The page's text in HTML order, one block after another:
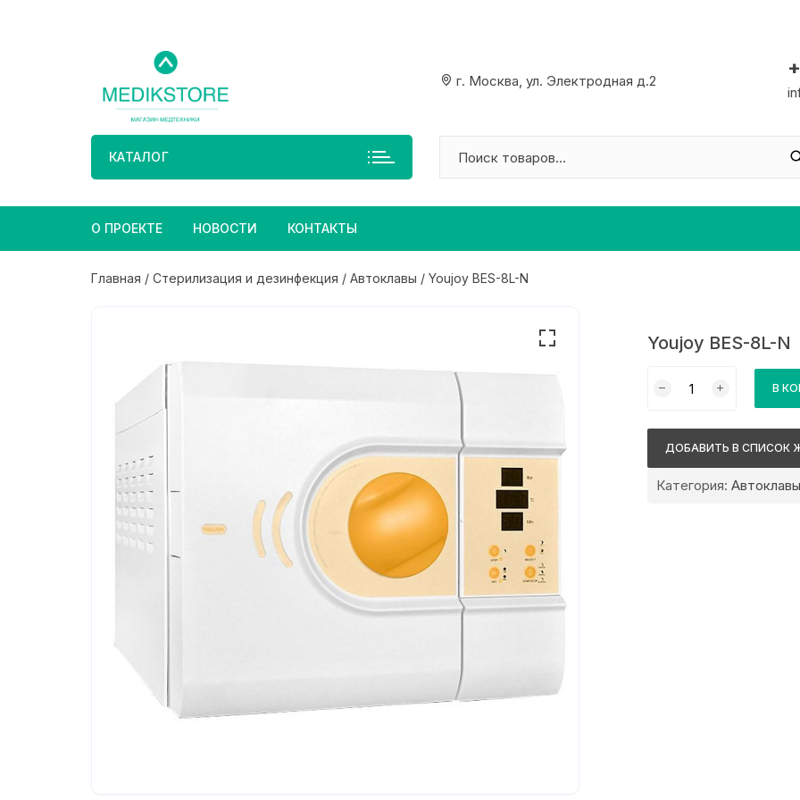
г. Москва, ул. Электродная д.2
КАТАЛОГ
О ПРОЕКТЕ НОВОСТИ КОНТАКТЫ
Главная / Стерилизация и дезинфекция / Автоклавы / Youjoy BES-8L-N
Youjoy BES-8L-N
товара
BES-
В
ДОБАВИТЬ В СПИСОК
Категория: Автоклавы